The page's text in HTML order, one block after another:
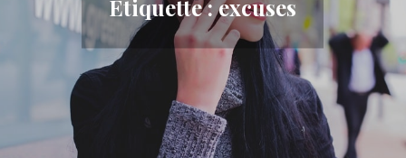
Étiquette :excuses